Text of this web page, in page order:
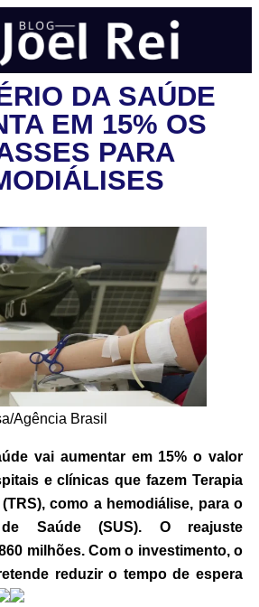
DA SAÚDE
EM 15% OS
PARA
Agência Brasil
vai aumentar em 15% o valor
e clínicas que fazem Terapia
como a hemodiálise, para o
Saúde (SUS). O reajuste
milhões. Com o investimento, o
reduzir o tempo de espera